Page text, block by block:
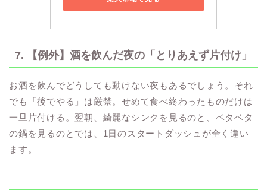
7. 【例外】酒を飲んだ夜の「とりあえず片付け」
お酒を飲んでどうしても動けない夜もあるでしょう。それ
でも「後でやる」は厳禁。せめて食べ終わったものだけは
一旦片付ける。翌朝、綺麗なシンクを見るのと、ベタベタ
の鍋を見るのとでは、1日のスタートダッシュが全く違い
ます。